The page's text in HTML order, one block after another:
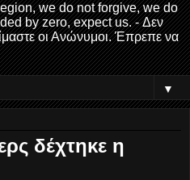
we do not forgive, we do
by zero, expect us. - Δεν
οι Ανώνυμοι. Έπρεπε να
▼
δέχτηκε η